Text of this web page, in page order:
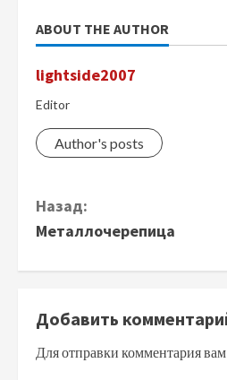
ABOUT THE AUTHOR
lightside2007
Editor
Author's posts
П
д
о
Назад:
Металлочерепица
Добавить
Для отправки комментария